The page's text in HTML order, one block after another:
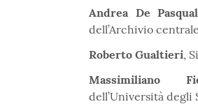
Andrea De
dell’Archivio
Roberto Gualtieri,
Massimiliano
dell’Università degli